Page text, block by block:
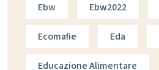
Ebw Ebw2022
Ecomafie Eda
Educazione Alimentare